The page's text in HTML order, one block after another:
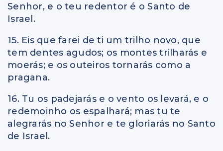
Senhor, e o teu redentor é o Santo de
Israel.
15. Eis que farei de ti um trilho novo, que
tem dentes agudos; os montes trilharás e
moerás; e os outeiros tornarás como a
pragana.
16. Tu os padejarás e o vento os levará, e o
redemoinho os espalhará; mas tu te
alegrarás no Senhor e te gloriarás no Santo
de Israel.